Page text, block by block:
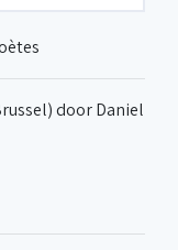
5:55
3:55
door Daniel